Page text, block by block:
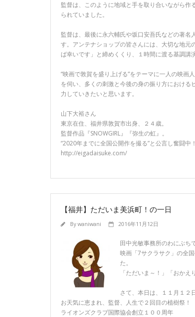
監督は、このように地域と手を取り合いながら
られていました。
監督は、最後に永六輔氏や坂口安吾氏などの著
す。アンテナショップの皆さんには、大切な地
ば幸いです」と締めくくり、１時間に渡る基調講
“映画で敦賀を盛り上げる”をテーマに一人の映
を伺い、多くの刺激と今後の身の振り方におけ
力していきたいと思います。
山下大裕さん
東京在住、福井県敦賀市出身、２４歳。
監督作品『SNOWGIRL』『弥生の虹』。
“2020年までに全国公開作を撮る”と公言し奮闘中！
http://eigadaisuke.com/
【福井】ただいま美浜町！の一日
Bywaniwani 2016年11月12日
田中光敏事務所のわにぶち
映画「7サクラサク」の全
た。
「ただいま～！」「おか
さて、本日は、１１月１２日
お天気に恵まれ、監督、人生で２回目の植樹祭！
ライオンズクラブ国際協会創立１００周年